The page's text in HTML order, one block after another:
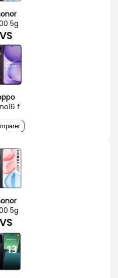
5g
VS
f
5g
VS